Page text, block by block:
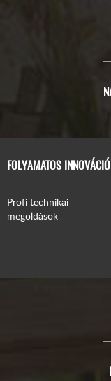
FOLYAMATOS INNOVÁCIÓ
Profi technikai
megoldások